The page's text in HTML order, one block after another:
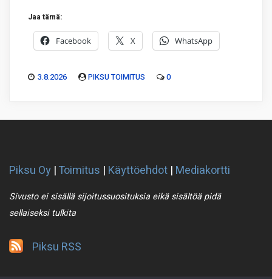
Jaa tämä:
Facebook X WhatsApp
3.8.2026 PIKSU TOIMITUS 0
Piksu Oy |Toimitus | Käyttöehdot | Mediakortti
Sivusto ei sisällä sijoitussuosituksia eikä sisältöä pidä
sellaiseksi tulkita
Piksu RSS